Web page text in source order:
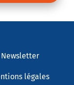
Newsletter
légales